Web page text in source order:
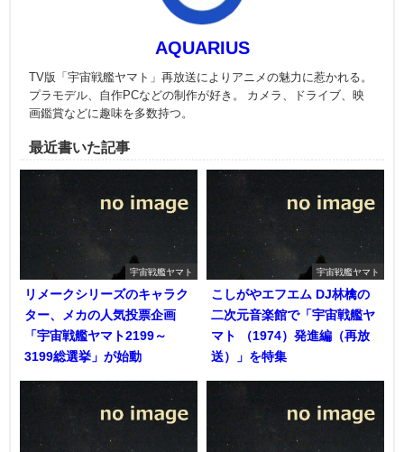
AQUARIUS
TV版「宇宙戦艦ヤマト」再放送によりアニメの魅力に惹かれる。
プラモデル、自作PCなどの制作が好き。 カメラ、ドライブ、映
画鑑賞などに趣味を多数持つ。
最近書いた記事
宇宙戦艦ヤマト
リメークシリーズのキャラク
ター、メカの人気投票企画
「宇宙戦艦ヤマト2199～
3199総選挙」が始動
宇宙戦艦ヤマト
こしがやエフエム DJ林檎の
二次元音楽館で「宇宙戦艦ヤ
マト （1974）発進編（再放
送）」を特集